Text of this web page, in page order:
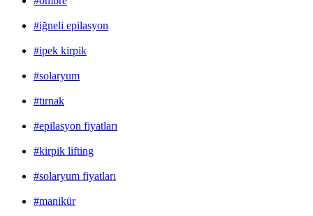
#iğneli epilasyon
#ipek kirpik
#solaryum
#tırnak
#epilasyon fiyatları
#kirpik lifting
#solaryum fiyatları
#manikür